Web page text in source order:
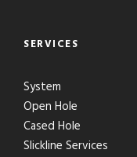
SERVICES
System
Open Hole
Cased Hole
Slickline Services